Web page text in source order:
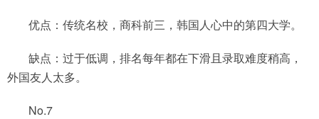
优点：传统名校，商科前三，韩国人心中的第四大学。
缺点：过于低调，排名每年都在下滑且录取难度稍高，
外国友人太多。
No.7